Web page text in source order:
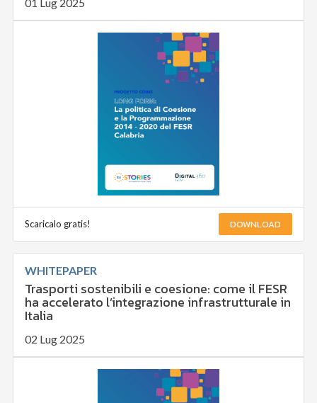
Scaricalo gratis! DOWNLOAD
WHITEPAPER
Trasporti sostenibili e coesione: come il FESR
ha accelerato l’integrazione infrastrutturale in
Italia
02 Lug 2025